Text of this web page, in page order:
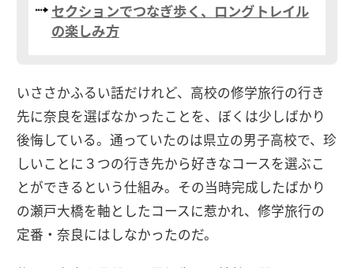
セクションでつなぎ歩く、ロングトレイル
の楽しみ方
いささかふるい話だけれど、高校の修学旅行の行き
先に奈良を選ばなかったことを、ぼくは少しばかり
後悔している。通っていたのは県立の男子高校で、珍
しいことに３つの行き先から好きなコースを選ぶこ
とができるという仕組み。その当時完成したばかり
の瀬戸大橋を軸としたコースに惹かれ、修学旅行の
定番・奈良にはしなかったのだ。